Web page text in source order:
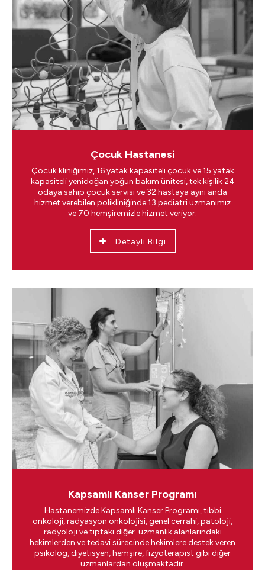
Çocuk Hastanesi
Çocuk kliniğimiz, 16 yatak kapasiteli çocuk ve 15 yatak
kapasiteli yenidoğan yoğun bakım ünitesi, tek kişilik 24
odaya sahip çocuk servisi ve 32 hastaya aynı anda
hizmet verebilen polikliniğinde 13 pediatri uzmanımız
ve 70 hemşiremizle hizmet veriyor.
Detaylı Bilgi
Kapsamlı Kanser Programı
Hastanemizde Kapsamlı Kanser Programı, tıbbi
onkoloji, radyasyon onkolojisi, genel cerrahi, patoloji,
radyoloji ve tıptaki diğer uzmanlık alanlarındaki
hekimlerden ve tedavi sürecinde hekimlere destek veren
psikolog, diyetisyen, hemşire, fizyoterapist gibi diğer
uzmanlardan oluşmaktadır.